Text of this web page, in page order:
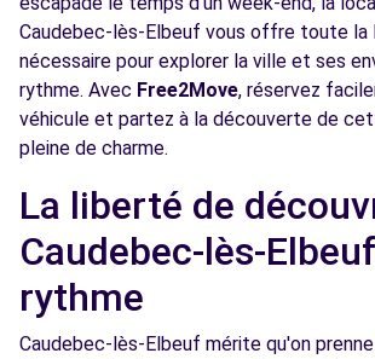
Voir l'agence
Free2move Rent - DUBREUIL
AUTOMOBILES - LOUVIERS (P)
4 PLACE JEAN JAURES
Voir l'agence
SOTTEVILLE-LES-ROUEN (C)
Caudebec-lès-Elbeuf vous offre toute la
nécessaire pour explorer la ville et ses
rythme. Avec Free2Move, réservez
véhicule et partez à la découverte de
pleine de charme.
La liberté de
Caudebec-lès-
rythme
Caudebec-lès-Elbeuf mérite qu'on